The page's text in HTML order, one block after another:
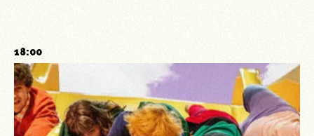
18:00